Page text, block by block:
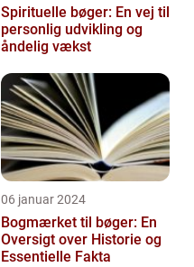
Spirituelle bøger: En vej til
personlig udvikling og
åndelig vækst
06 januar 2024
Bogmærket til bøger: En
Oversigt over Historie og
Essentielle Fakta